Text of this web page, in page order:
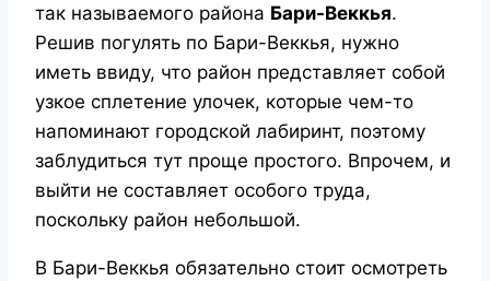
так называемого района Бари-Веккья.
Решив погулять по Бари-Веккья, нужно
иметь ввиду, что район представляет собой
узкое сплетение улочек, которые чем-то
напоминают городской лабиринт, поэтому
заблудиться тут проще простого. Впрочем, и
выйти не составляет особого труда,
поскольку район небольшой.
В Бари-Веккья обязательно стоит осмотреть